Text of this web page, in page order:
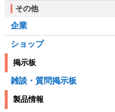
その他
企業
ショップ
掲示板
雑談・質問掲示板
製品情報